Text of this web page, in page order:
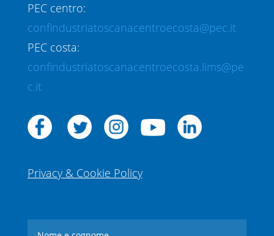
PEC centro:
confindustriatoscanacentroecosta@pec.it
PEC costa:
confindustriatoscanacentroecosta.lims@pe
c.it
Privacy & Cookie Policy